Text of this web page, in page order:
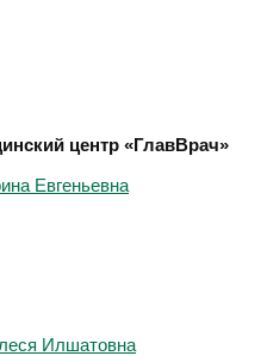
центр «ГлавВрач»
Евгеньевна
Илшатовна